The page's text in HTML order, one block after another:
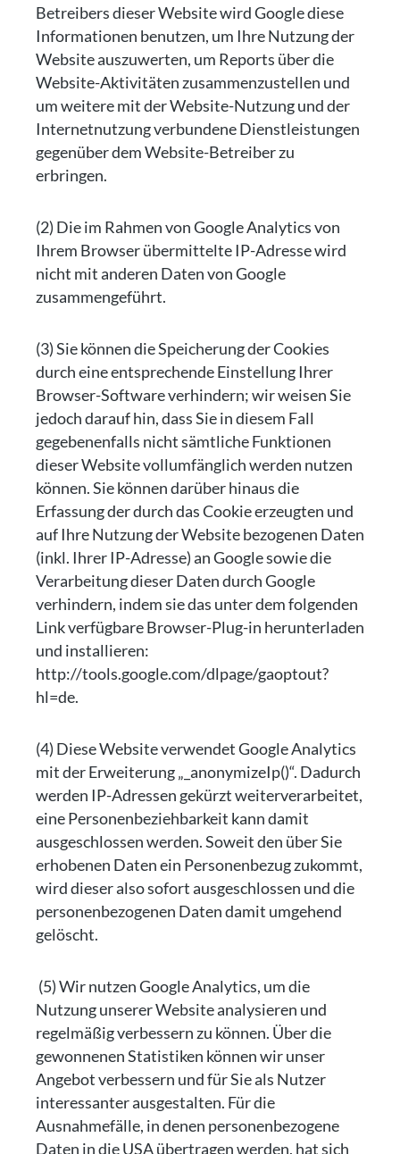
Betreibers dieser Website wird Google diese
Informationen benutzen, um Ihre Nutzung der
Website auszuwerten, um Reports über die
Website-Aktivitäten zusammenzustellen und
um weitere mit der Website-Nutzung und der
Internetnutzung verbundene Dienstleistungen
gegenüber dem Website-Betreiber zu
erbringen.
(2) Die im Rahmen von Google Analytics von
Ihrem Browser übermittelte IP-Adresse wird
nicht mit anderen Daten von Google
zusammengeführt.
(3) Sie können die Speicherung der Cookies
durch eine entsprechende Einstellung Ihrer
Browser-Software verhindern; wir weisen Sie
jedoch darauf hin, dass Sie in diesem Fall
gegebenenfalls nicht sämtliche Funktionen
dieser Website vollumfänglich werden nutzen
können. Sie können darüber hinaus die
Erfassung der durch das Cookie erzeugten und
auf Ihre Nutzung der Website bezogenen Daten
(inkl. Ihrer IP-Adresse) an Google sowie die
Verarbeitung dieser Daten durch Google
verhindern, indem sie das unter dem folgenden
Link verfügbare Browser-Plug-in herunterladen
und installieren:
http://tools.google.com/dlpage/gaoptout?
hl=de.
(4) Diese Website verwendet Google Analytics
mit der Erweiterung „_anonymizeIp()“. Dadurch
werden IP-Adressen gekürzt weiterverarbeitet,
eine Personenbeziehbarkeit kann damit
ausgeschlossen werden. Soweit den über Sie
erhobenen Daten ein Personenbezug zukommt,
wird dieser also sofort ausgeschlossen und die
personenbezogenen Daten damit umgehend
gelöscht.
(5) Wir nutzen Google Analytics, um die
Nutzung unserer Website analysieren und
regelmäßig verbessern zu können. Über die
gewonnenen Statistiken können wir unser
Angebot verbessern und für Sie als Nutzer
interessanter ausgestalten. Für die
Ausnahmefälle, in denen personenbezogene
Daten in die USA übertragen werden, hat sich